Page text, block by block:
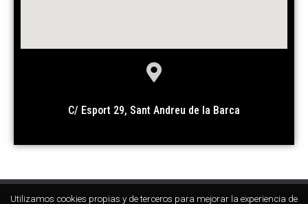
C/ Esport 29, Sant Andreu de la Barca
Utilizamos cookies propias y de terceros para mejorar la experiencia de